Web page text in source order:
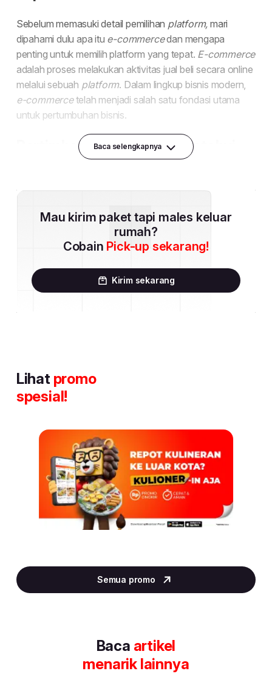
Baca selengkapnya
Mau kirim paket tapi males keluar
rumah?
Cobain Pick-up sekarang!
Kirim sekarang
Lihat promo
spesial!
5
of
Semua promo
Baca artikel
menarik lainnya